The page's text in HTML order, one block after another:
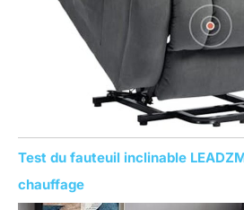
Test du fauteuil inclinable
chauffage